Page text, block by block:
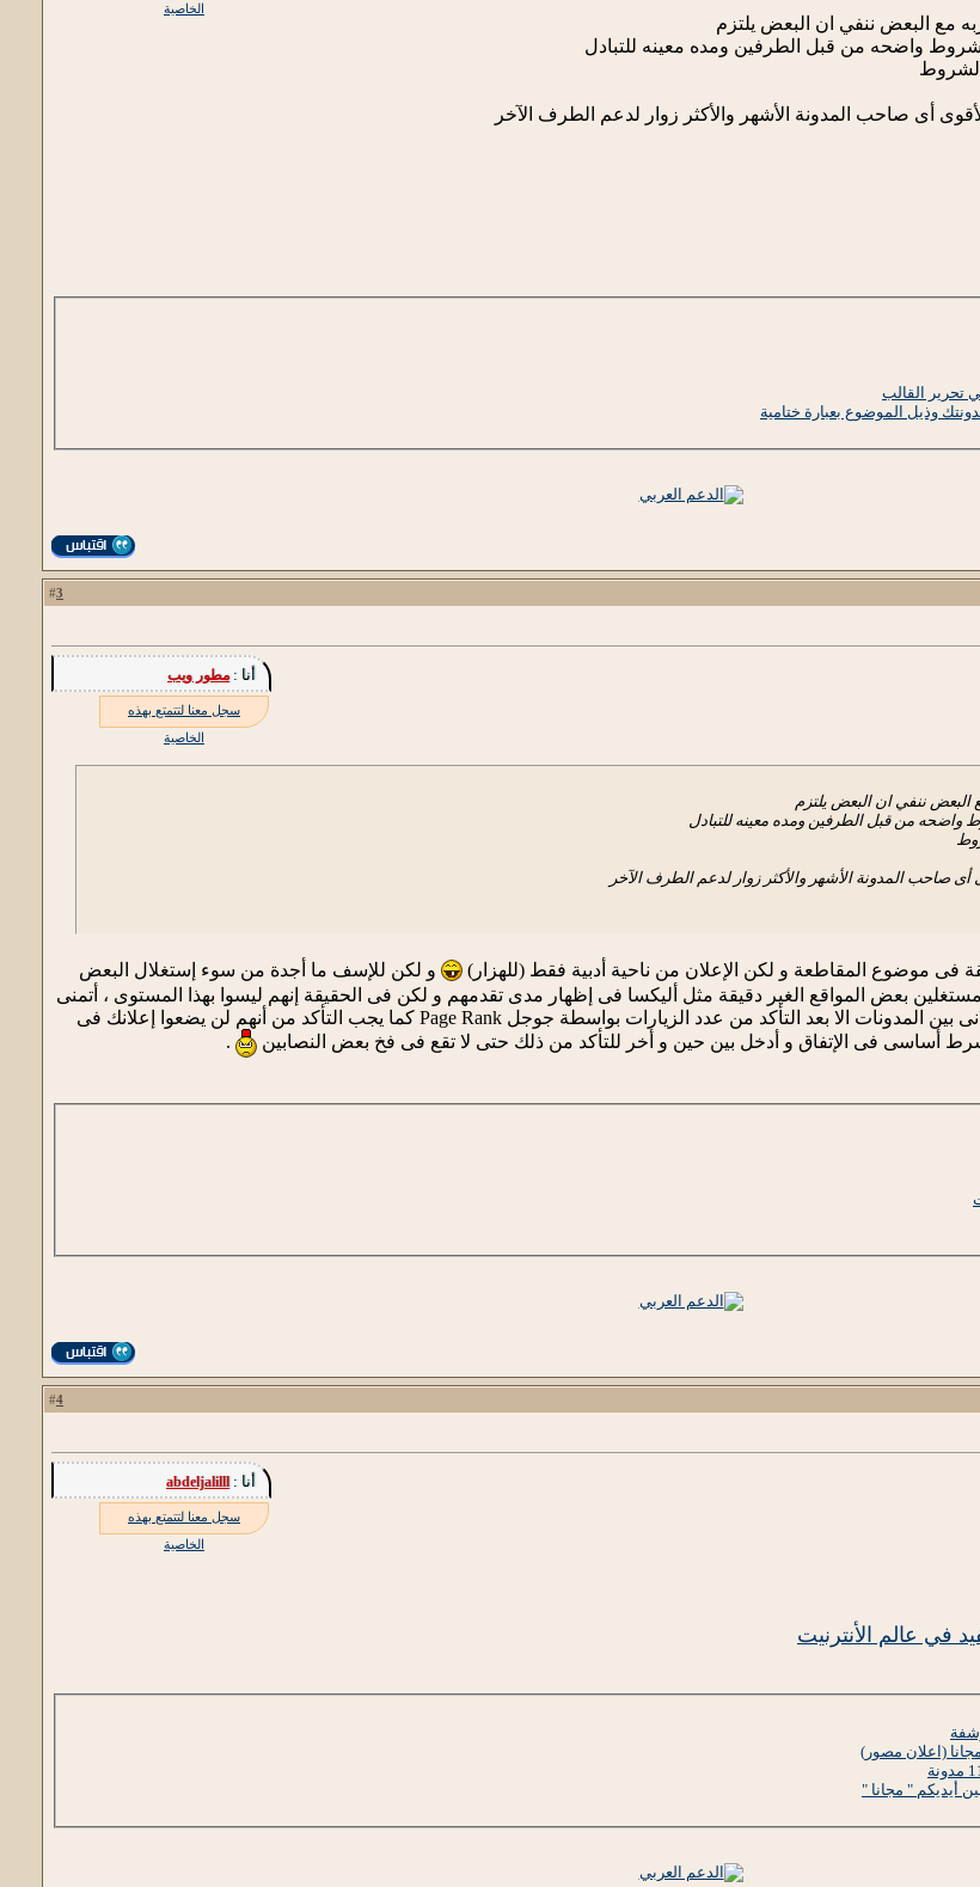
الخاصية
مع البعض ننفي ان البعض يلتزم
شروط واضحه من قبل الطرفين ومده معينه للتبادل
الشروط
أى صاحب المدونة الأشهر والأكثر زوار لدعم الطرف الآخر
تحرير القالب
وذيل الموضوع بعبارة ختامية
3
أنا :مطور ويب
سجل معنا لتتمتع بهذه
الخاصية
البعض ننفي ان البعض يلتزم
واضحه من قبل الطرفين ومده معينه للتبادل
صاحب المدونة الأشهر والأكثر زوار لدعم الطرف الآخر
فى موضوع المقاطعة و لكن الإعلان من ناحية أدبية فقط (للهزار)
و لكن للإسف ما أجدة من سوء إستغلال البعض
مستغلين بعض المواقع الغير دقيقة مثل أليكسا فى إظهار مدى تقدمهم و لكن فى الحقيقة إنهم ليسوا بهذا المستوى ، أتمنى
من كل القراء عدم الموافقة على التبادل الإعلانى بين المدونات الا بعد التأكد من عدد الزيارات بواسطة جوجل Page Rank كما يجب التأكد من أنهم لن يضعوا إعلانك فى
أساسى فى الإتفاق و أدخل بين حين و أخر للتأكد من ذلك حتى لا تقع فى فخ بعض النصابين
.
4
أنا :abdeljalilll
سجل معنا لتتمتع بهذه
الخاصية
في عالم الأنترنيت
(اعلان مصور)
أيديكم " مجانا "